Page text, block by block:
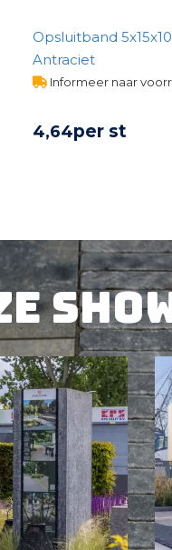
Opsluitband
Antraciet
Informeer naar
4,64per st